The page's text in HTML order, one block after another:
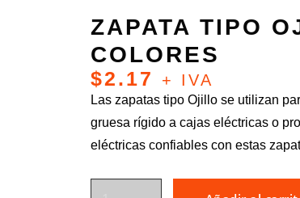
ZAPATA TIPO
COLORES
$2.17 + IVA
Las zapatas tipo Ojillo se utilizan
gruesa rígido a cajas eléctricas o
eléctricas confiables con estas